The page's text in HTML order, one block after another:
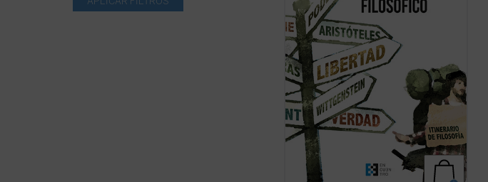
compañía de los grandes pensadores.
Además, te ofrece herramientas para
localizar tu propio ...(ver ficha)